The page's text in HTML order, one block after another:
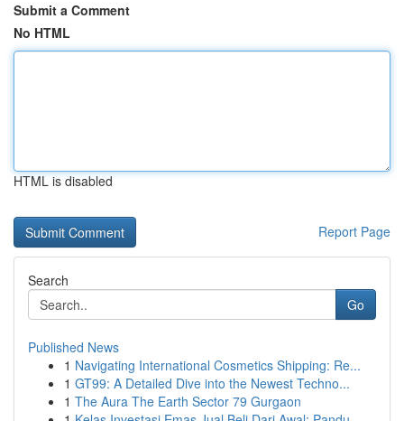
Submit a Comment
No HTML
HTML is disabled
Report Page
Search
Go
Published News
1 Navigating International Cosmetics Shipping: Re...
1 GT99: A Detailed Dive into the Newest Techno...
1 The Aura The Earth Sector 79 Gurgaon